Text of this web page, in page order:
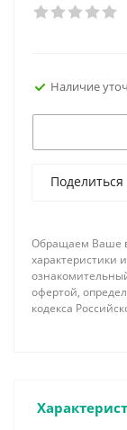
Наличие
Поделиться
Обращаем Ваше
характеристики
офертой,
кодекса